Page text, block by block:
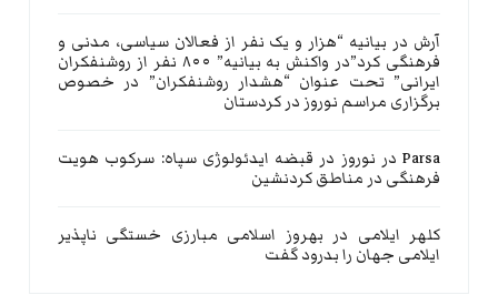
آرش در بیانیه “هزار و یک نفر از فعالان سیاسی، مدنی و
فرهنگی کرد”در واکنش به بیانیه” ۸۰۰ نفر از روشنفکران
ایرانی” تحت عنوان “هشدار روشنفکران” در خصوص
برگزاری مراسم نوروز در کردستان
Parsa در نوروز در قبضه ایدئولوژی سپاه: سرکوب هویت
فرهنگی در مناطق کردنشین
کلهر ایلامی در بهروز اسلامی مبارزی خستگی ناپذیر
ایلامی جهان را بدرود گفت